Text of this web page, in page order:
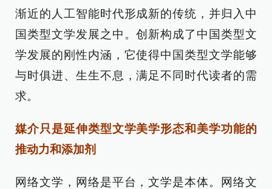
渐近的人工智能时代形成新的传统，并归入中
国类型文学发展之中。创新构成了中国类型文
学发展的刚性内涵，它使得中国类型文学能够
与时俱进、生生不息，满足不同时代读者的需
求。
媒介只是延伸类型文学美学形态和美学功能的
推动力和添加剂
网络文学，网络是平台，文学是本体。网络文